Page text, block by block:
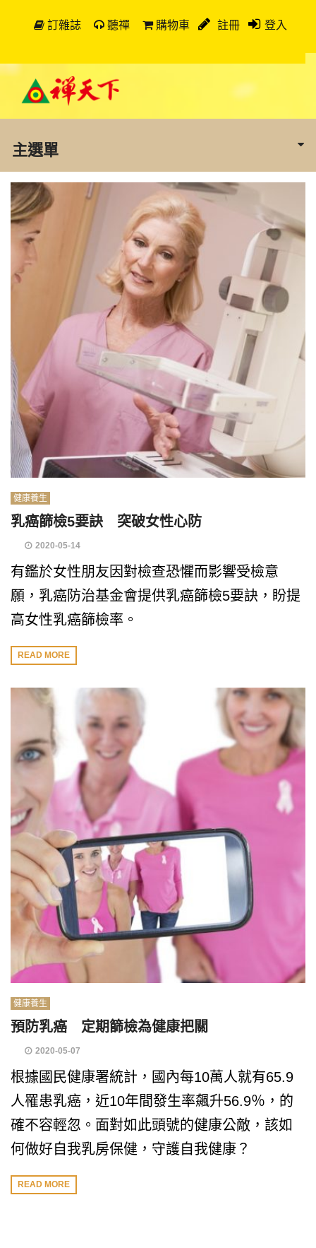
訂雜誌 聽禪 購物車 註冊 登入
主選單
健康養生
乳癌篩檢5要訣 突破女性心防
2020-05-14
有鑑於女性朋友因對檢查恐懼而影響受檢意
願，乳癌防治基金會提供乳癌篩檢5要訣，盼提
高女性乳癌篩檢率。
READ MORE
健康養生
預防乳癌 定期篩檢為健康把關
2020-05-07
根據國民健康署統計，國內每10萬人就有65.9
人罹患乳癌，近10年間發生率飆升56.9％，的
確不容輕忽。面對如此頭號的健康公敵，該如
何做好自我乳房保健，守護自我健康？
READ MORE